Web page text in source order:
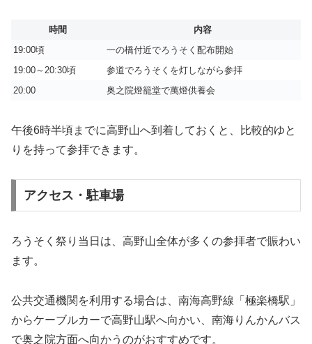
時間
内容
19:00頃
一の橋付近でろうそく配布開始
19:00～20:30頃
参道でろうそくを灯しながら参拝
20:00
奥之院燈籠堂で萬燈供養会
午後6時半頃までに高野山へ到着しておくと、比較的ゆと
りを持って参拝できます。
アクセス・駐車場
ろうそく祭り当日は、高野山全体が多くの参拝者で賑わい
ます。
公共交通機関を利用する場合は、南海高野線「極楽橋駅」
からケーブルカーで高野山駅へ向かい、南海りんかんバス
で奥之院方面へ向かうのがおすすめです。